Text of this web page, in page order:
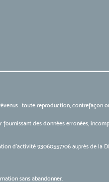
: toute reproduction,
des données erronées,
d’activité 93060557706 auprès de la
sans abandonner.